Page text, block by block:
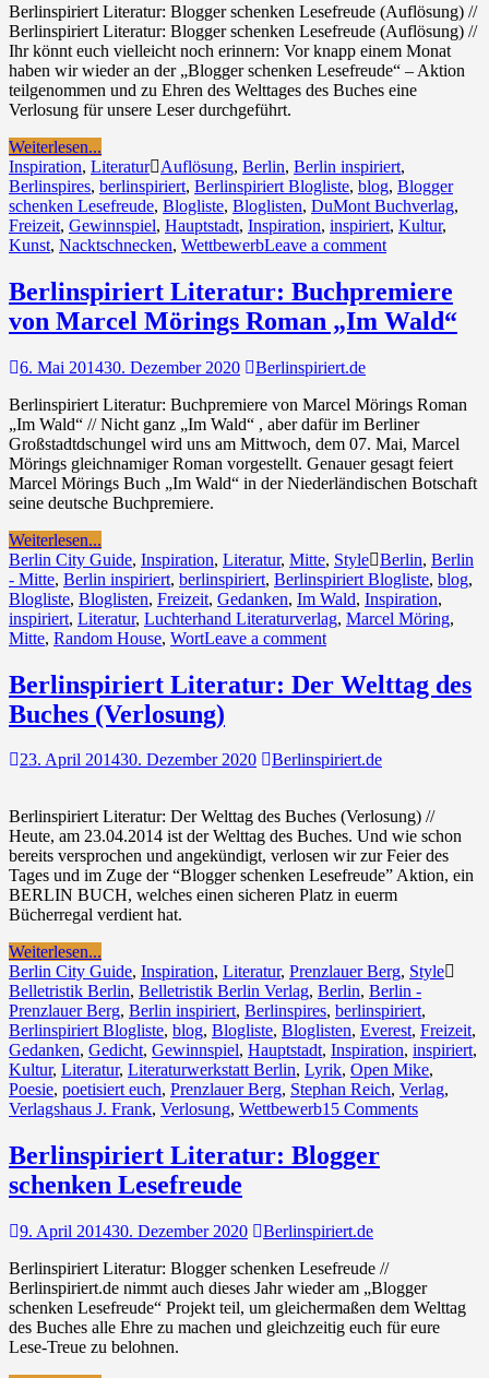
Berlinspiriert Literatur: Blogger schenken Lesefreude (Auflösung) //
Berlinspiriert Literatur: Blogger schenken Lesefreude (Auflösung) //
Ihr könnt euch vielleicht noch erinnern: Vor knapp einem Monat
haben wir wieder an der „Blogger schenken Lesefreude“ – Aktion
teilgenommen und zu Ehren des Welttages des Buches eine
Verlosung für unsere Leser durchgeführt.
Weiterlesen...
Inspiration, Literatur Auflösung, Berlin, Berlin inspiriert,
Berlinspires, berlinspiriert, Berlinspiriert Blogliste, blog, Blogger
schenken Lesefreude, Blogliste, Bloglisten, DuMont Buchverlag,
Freizeit, Gewinnspiel, Hauptstadt, Inspiration, inspiriert, Kultur,
Kunst, Nacktschnecken, WettbewerbLeave a comment
Berlinspiriert Literatur: Buchpremiere
von Marcel Mörings Roman „Im Wald“
6. Mai 201430. Dezember 2020
Berlinspiriert.de
Berlinspiriert Literatur: Buchpremiere von Marcel Mörings Roman
„Im Wald“ // Nicht ganz „Im Wald“ , aber dafür im Berliner
Großstadtdschungel wird uns am Mittwoch, dem 07. Mai, Marcel
Mörings gleichnamiger Roman vorgestellt. Genauer gesagt feiert
Marcel Mörings Buch „Im Wald“ in der Niederländischen Botschaft
seine deutsche Buchpremiere.
Weiterlesen...
Berlin City Guide, Inspiration, Literatur, Mitte, Style Berlin, Berlin
- Mitte, Berlin inspiriert, berlinspiriert, Berlinspiriert Blogliste, blog,
Blogliste, Bloglisten, Freizeit, Gedanken, Im Wald, Inspiration,
inspiriert, Literatur, Luchterhand Literaturverlag, Marcel Möring,
Mitte, Random House, WortLeave a comment
Berlinspiriert Literatur: Der Welttag des
Buches (Verlosung)
23. April 201430. Dezember 2020 Berlinspiriert.de
Berlinspiriert Literatur: Der Welttag des Buches (Verlosung) //
Heute, am 23.04.2014 ist der Welttag des Buches. Und wie schon
bereits versprochen und angekündigt, verlosen wir zur Feier des
Tages und im Zuge der “Blogger schenken Lesefreude” Aktion, ein
BERLIN BUCH, welches einen sicheren Platz in euerm
Bücherregal verdient hat.
Weiterlesen...
Berlin City Guide, Inspiration, Literatur, Prenzlauer Berg, Style
Belletristik Berlin, Belletristik Berlin Verlag, Berlin, Berlin -
Prenzlauer Berg, Berlin inspiriert, Berlinspires, berlinspiriert,
Berlinspiriert Blogliste, blog, Blogliste, Bloglisten, Everest, Freizeit,
Gedanken, Gedicht, Gewinnspiel, Hauptstadt, Inspiration, inspiriert,
Kultur, Literatur, Literaturwerkstatt Berlin, Lyrik, Open Mike,
Poesie, poetisiert euch, Prenzlauer Berg, Stephan Reich, Verlag,
Verlagshaus J. Frank, Verlosung, Wettbewerb15 Comments
Berlinspiriert Literatur: Blogger
schenken Lesefreude
9. April 201430. Dezember 2020
Berlinspiriert.de
Berlinspiriert Literatur: Blogger schenken Lesefreude //
Berlinspiriert.de nimmt auch dieses Jahr wieder am „Blogger
schenken Lesefreude“ Projekt teil, um gleichermaßen dem Welttag
des Buches alle Ehre zu machen und gleichzeitig euch für eure
Lese-Treue zu belohnen.